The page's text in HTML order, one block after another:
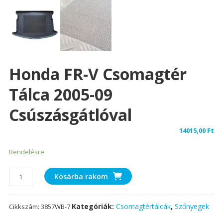
Honda FR-V Csomagtér
Tálca 2005-09
Csúszásgátlóval
14015,00 Ft
Rendelésre
Honda
FR-
V
csomagtér
Kosárba rakom
Cikkszám: 3857WB-7 Kategóriák: Csomagtértálcák, Szőnyegek